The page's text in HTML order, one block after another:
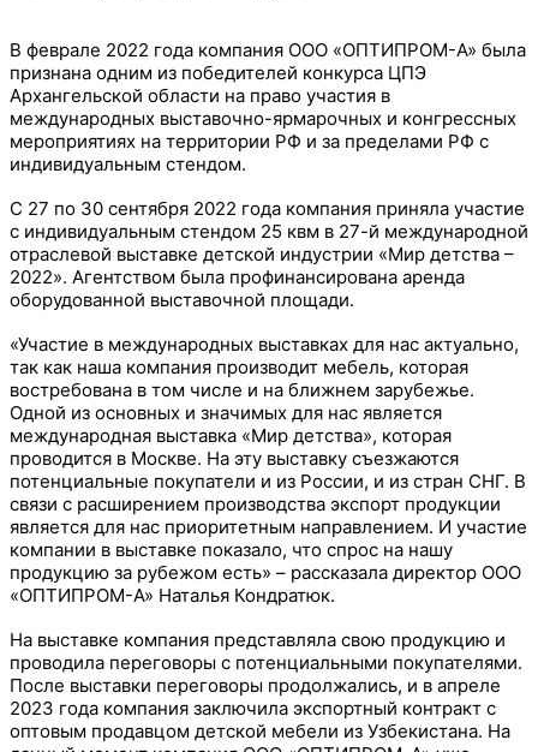
В феврале 2022 года компания ООО «ОПТИПРОМ-А» была
признана одним из победителей конкурса ЦПЭ
Архангельской области на право участия в
международных выставочно-ярмарочных и конгрессных
мероприятиях на территории РФ и за пределами РФ с
индивидуальным стендом.
С 27 по 30 сентября 2022 года компания приняла участие
с индивидуальным стендом 25 квм в 27-й международной
отраслевой выставке детской индустрии «Мир детства –
2022». Агентством была профинансирована аренда
оборудованной выставочной площади.
«Участие в международных выставках для нас актуально,
так как наша компания производит мебель, которая
востребована в том числе и на ближнем зарубежье.
Одной из основных и значимых для нас является
международная выставка «Мир детства», которая
проводится в Москве. На эту выставку съезжаются
потенциальные покупатели и из России, и из стран СНГ. В
связи с расширением производства экспорт продукции
является для нас приоритетным направлением. И участие
компании в выставке показало, что спрос на нашу
продукцию за рубежом есть» – рассказала директор ООО
«ОПТИПРОМ-А» Наталья Кондратюк.
На выставке компания представляла свою продукцию и
проводила переговоры с потенциальными покупателями.
После выставки переговоры продолжались, и в апреле
2023 года компания заключила экспортный контракт с
оптовым продавцом детской мебели из Узбекистана. На